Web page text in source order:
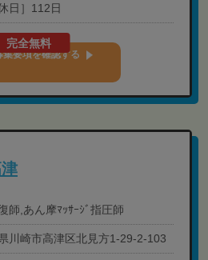
日］112日
完全無料
集要項を確認する
師,あん摩ﾏｯｻｰｼﾞ指圧師
川崎市高津区北見方1-29-2-103